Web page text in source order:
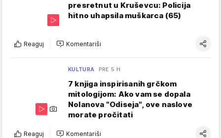
presretnut u Kruševcu: Policija
hitno uhapsila muškarca (65)
Reaguj Komentariši
KULTURA PRE 5 H
7 knjiga inspirisanih grčkom
mitologijom: Ako vam se dopala
Nolanova "Odiseja", ove naslove
morate pročitati
Reaguj Komentariši